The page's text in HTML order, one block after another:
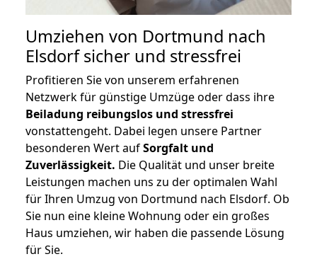
Umziehen von Dortmund nach
Elsdorfsicher und stressfrei
Profitieren Sie von unserem erfahrenen
Netzwerk für günstige Umzüge oder dass ihre
Beiladung reibungslos und stressfrei
vonstattengeht. Dabei legen unsere Partner
besonderen Wert aufSorgfalt und
Zuverlässigkeit. Die Qualität und unser breite
Leistungen machen uns zu der optimalen Wahl
für Ihren Umzug von Dortmund nach Elsdorf. Ob
Sie nun eine kleine Wohnung oder ein großes
Haus umziehen, wir haben die passende Lösung
für Sie.